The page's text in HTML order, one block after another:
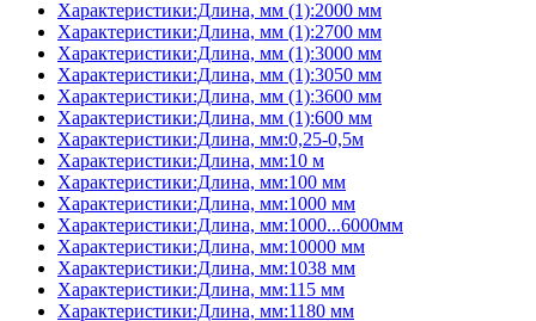
Характеристики:Длина, мм (1):2000 мм
Характеристики:Длина, мм (1):2700 мм
Характеристики:Длина, мм (1):3000 мм
Характеристики:Длина, мм (1):3050 мм
Характеристики:Длина, мм (1):3600 мм
Характеристики:Длина, мм (1):600 мм
Характеристики:Длина, мм:0,25-0,5м
Характеристики:Длина, мм:10 м
Характеристики:Длина, мм:100 мм
Характеристики:Длина, мм:1000 мм
Характеристики:Длина, мм:1000...6000мм
Характеристики:Длина, мм:10000 мм
Характеристики:Длина, мм:1038 мм
Характеристики:Длина, мм:115 мм
Характеристики:Длина, мм:1180 мм